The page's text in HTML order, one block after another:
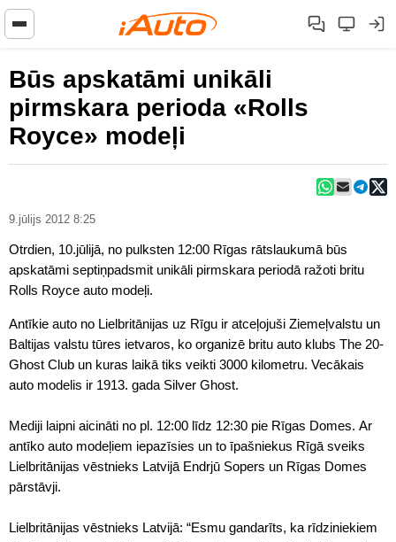
Būs apskatāmi unikāli
pirmskara perioda «Rolls
Royce» modeļi
9.jūlijs 2012 8:25
Otrdien, 10.jūlijā, no pulksten 12:00 Rīgas rātslaukumā būs
apskatāmi septiņpadsmit unikāli pirmskara periodā ražoti britu
Rolls Royce auto modeļi.
Antīkie auto no Lielbritānijas uz Rīgu ir atceļojuši Ziemeļvalstu un
Baltijas valstu tūres ietvaros, ko organizē britu auto klubs The 20-
Ghost Club un kuras laikā tiks veikti 3000 kilometru. Vecākais
auto modelis ir 1913. gada Silver Ghost.
Mediji laipni aicināti no pl. 12:00 līdz 12:30 pie Rīgas Domes. Ar
antīko auto modeļiem iepazīsies un to īpašniekus Rīgā sveiks
Lielbritānijas vēstnieks Latvijā Endrjū Sopers un Rīgas Domes
pārstāvji.
Lielbritānijas vēstnieks Latvijā: “Esmu gandarīts, ka rīdziniekiem